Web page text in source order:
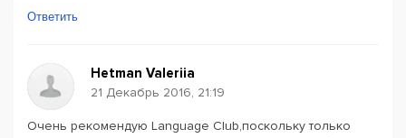
Ответить
Hetman Valeriia
21 Декабрь 2016, 21:19
Очень рекомендую Language Club,поскольку только